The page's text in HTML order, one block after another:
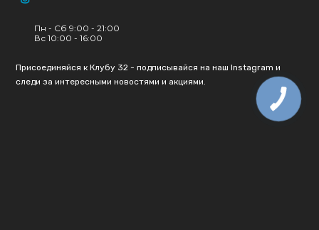
Пн - Сб 9:00 - 21:00
Вс 10:00 - 16:00
Присоединяйся к Клубу 32 - подписывайся на наш Instagram и
следи за интересными новостями и акциями.